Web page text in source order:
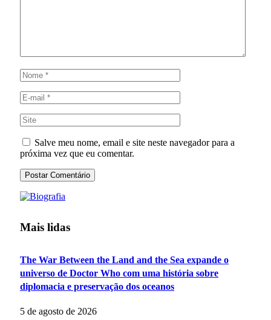
Salve meu nome, email e site neste navegador para a
próxima vez que eu comentar.
Mais lidas
The War Between the Land and the Sea expande o
universo de Doctor Who com uma história sobre
diplomacia e preservação dos oceanos
5 de agosto de 2026